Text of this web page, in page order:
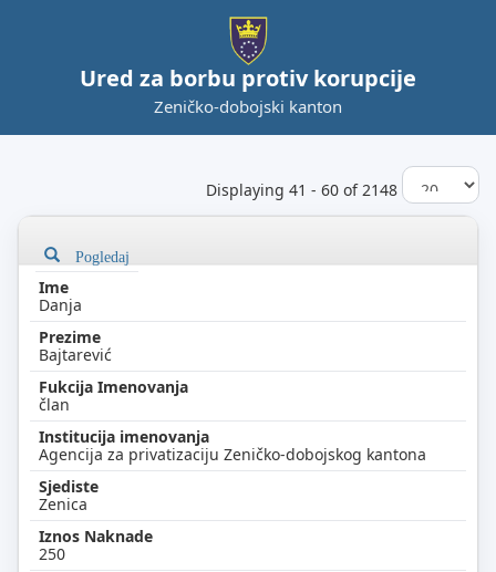
Ured za borbu protiv korupcije
Zeničko-dobojski kanton
Displaying 41 - 60 of 2148
Pogledaj
Danja
Bajtarević
član
Agencija za privatizaciju Zeničko-dobojskog kantona
Zenica
250